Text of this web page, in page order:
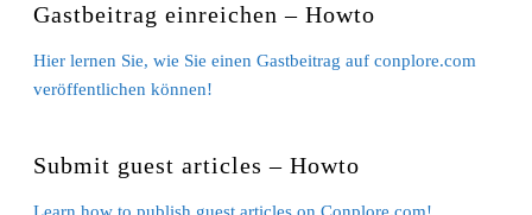
Gastbeitrag einreichen – Howto
Hier lernen Sie, wie Sie einen Gastbeitrag auf conplore.com
veröffentlichen können!
Submit guest articles – Howto